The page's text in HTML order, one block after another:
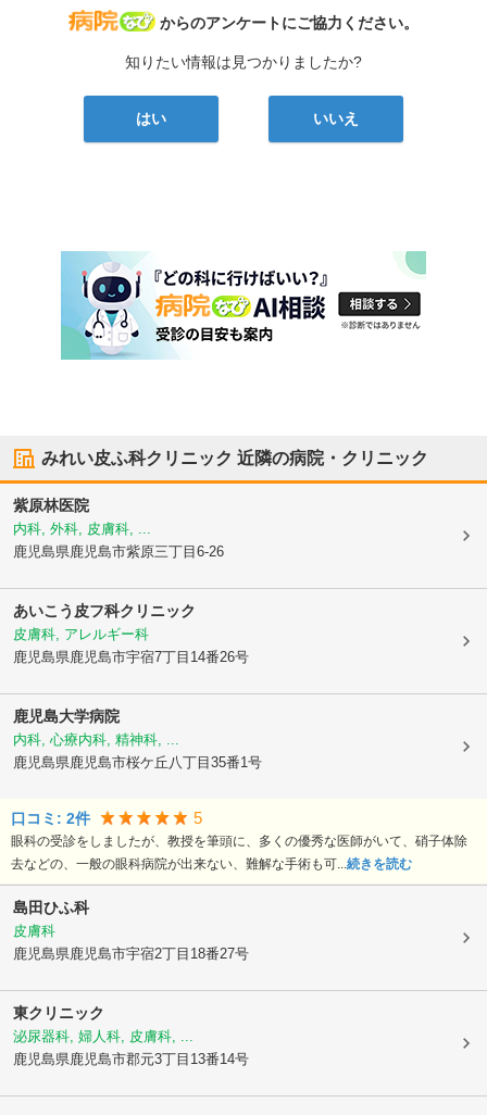
病院なび
からのアンケートにご協力ください。
知りたい情報は見つかりましたか?
はい いいえ
みれい皮ふ科クリニック 近隣の病院・クリニック
紫原林医院
内科, 外科, 皮膚科, ...
鹿児島県鹿児島市紫原三丁目6-26
あいこう皮フ科クリニック
皮膚科, アレルギー科
鹿児島県鹿児島市宇宿7丁目14番26号
鹿児島大学病院
内科, 心療内科, 精神科, ...
鹿児島県鹿児島市桜ケ丘八丁目35番1号
口コミ: 2件 5
眼科の受診をしましたが、教授を筆頭に、多くの優秀な医師がいて、硝子体除
去などの、一般の眼科病院が出来ない、難解な手術も可...続きを読む
島田ひふ科
皮膚科
鹿児島県鹿児島市宇宿2丁目18番27号
東クリニック
泌尿器科, 婦人科, 皮膚科, ...
鹿児島県鹿児島市郡元3丁目13番14号